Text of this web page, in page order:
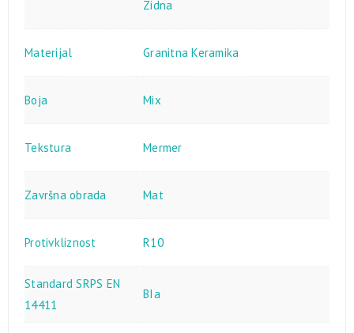
Zidna
Materijal Granitna Keramika
Boja Mix
Tekstura Mermer
Završna obrada Mat
Protivkliznost R10
Standard SRPS EN
14411
BIa